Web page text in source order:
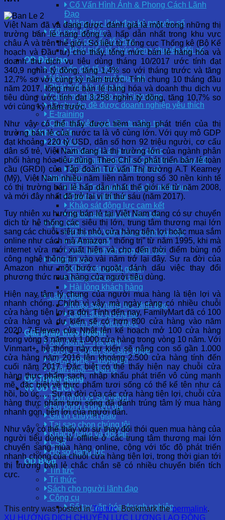
Cố Vấn Hình Ảnh & Phong Cách Lãnh
Đạo
Năng lực lãnh đạo kỷ nguyên số
Đổi mới tổ chức
Tái cơ cấu tổ chức
Phát triển tổ chức trong chuyển đổi số
OD Đào tạo
Chuyển đổi tổ chức
Nâng cao hiệu quả thực thi
Phát triển kỹ năng lõi
Chương trình đào tạo Signature
12 chuyên đề được doanh nghiệp yêu thích
E-training
Quản trị hiệu quả đầu tư đào tạo
OD Khảo sát
Tổ chức
Khảo sát năng lực tổ chức
Đánh giá Năng lực Quản trị sự thay đổi
Khảo sát trưởng thành số
Nhân lực
Hệ thống quản trị nguồn nhân lực
Quản trị nhân tài
Khảo sát động lực cam kết
Khảo sát nhu cầu đào tạo
Văn hóa
Khảo sát Văn hóa doanh nghiệp
Văn hóa số
Văn hóa thích ứng, đổi mới
Chiến lược
Khảo sát chuỗi giá trị
Năng lực cạnh tranh
Hài lòng khách hàng
Lãnh đạo
Khảo sát năng lực lãnh đạo
Lãnh đạo tương lai
Lãnh đạo đích thực
Giải pháp theo ngành
Xây dựng – Hạ tầng
Dược – Chăm sóc sức khỏe
Công nghệ – thông tin
Phân phối – Bán lẻ
OD Tuyển dụng
Về OD CLICK
Tầm nhìn và Sứ mệnh
Hội đồng chuyên gia
Giá trị chuyển giao
Tại sao chọn chúng tôi
Khách hàng và đối tác
CSR
Hồ sơ năng lực
OD Blog
Tin tức
Tri thức
Sách cho người lãnh đạo
Công cụ
Sổ tay văn hóa doanh nghiệp
Việt Nam đã và đang được đánh giá là một trong những thị
trường bán lẻ năng động và hấp dẫn nhất trong khu vực
châu Á và trên thế giới. Số liệu từ Tổng cục Thống kê (Bộ Kế
hoạch và Đầu tư) cho thấy, tổng mức bán lẻ hàng hóa và
doanh thu dịch vụ tiêu dùng tháng 10/2017 ước tính đạt
340,9 nghìn tỷ đồng, tăng 1,4% so với tháng trước và tăng
12,7% so với cùng kỳ năm trước. Tính chung 10 tháng đầu
năm 2017, tổng mức bán lẻ hàng hóa và doanh thu dịch vụ
tiêu dùng ước tính đạt 3.258 nghìn tỷ đồng, tăng 10,7% so
với cùng kỳ năm trước.
Như vậy có thể thấy được tiềm năng phát triển của thị
trường bán lẻ của nước ta là vô cùng lớn. Với quy mô GDP
đạt khoảng 220 tỷ USD, dân số hơn 92 triệu người, cơ cấu
dân số trẻ, Việt Nam đang là thị trường lớn của ngành phân
phối hàng hóa tiêu dùng. Theo Chỉ số phát triển bán lẻ toàn
cầu (GRDI) của Tập đoàn Tư vấn Thị trường A.T Kearney
(Mỹ), Việt Nam nhiều năm liền nằm trong số 30 nền kinh tế
có thị trường bán lẻ hấp dẫn nhất thế giới kể từ năm 2008,
và mới đây nhất đã trở lại vị trí thứ sáu (năm 2017).
Tuy nhiên xu hướng bán lẻ tại Việt Nam đang có sự chuyển
dịch từ hệ thống các siêu thị lớn, trung tâm thương mại lớn
sang các chuỗi siêu thị nhỏ, cửa hàng tiện lợi hoặc mua sắm
online như cách mà Amazon “ thống trị” từ năm 1995, khi mà
internet vừa mới xuất hiện và cho đến thời điểm bùng nổ
công nghệ thông tin vào vài năm trở lại đây. Sự ra đời của
Amazon như một bước ngoặt, đánh dấu việc thay đổi
phương thức mua hàng của người tiêu dùng.
Hiện nay tâm lý chung của người mua hàng là tiện lợi và
nhanh chóng. Chính vì vậy mà ngày càng có nhiều chuỗi
cửa hàng tiện lợi ra đời. Tính đến nay, FamilyMart đã có 100
cửa hàng và dự kiến sẽ có hơn 800 cửa hàng vào năm
2020. 7-Eleven của Nhật lên kế hoạch mở 100 cửa hàng
trong vòng 3 năm và 1.000 cửa hàng trong vòng 10 năm. Với
Vinmart+, hệ thống này dự kiến sẽ nâng con số gần 1.000
cửa hàng năm 2016 lên khoảng 2.500 cửa hàng tính đến
cuối năm 2017. Đặc biệt có thể thấy hiện nay chuỗi cửa
hàng thực phẩm sạch, nhập khẩu phát triển vô cùng mạnh
mẽ, đặc biệt về thực phẩm tươi sống có thể kể tên như cá
hồi, bò úc…. Sự ra đời của các cửa hàng tiện lợi, chuỗi cửa
hàng thực phẩm tươi sống đã đánh trúng tâm lý mua hàng
nhanh gọn, tiện lợi của người dân.
Như vậy có thể thấy với sự thay đổi thói quen mua hàng của
người tiêu dùng từ offline ở các trung tâm thương mại lớn
chuyển sang mua hàng online, cộng với tốc độ phát triển
nhanh chóng của chuỗi cửa hàng tiện lợi, trong thời gian tới
thị trường bán lẻ chắc chắn sẽ có nhiều chuyển biến tích
cực.
This entry was posted inTin tức. Bookmark thepermalink.
XU HƯỚNG DỊCH CHUYỂN LỰC LƯỢNG LAO ĐỘNG